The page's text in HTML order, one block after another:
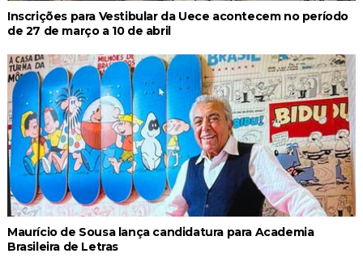
Inscrições para Vestibular da Uece acontecem no período
de 27 de março a 10 de abril
Maurício de Sousa lança candidatura para Academia
Brasileira de Letras